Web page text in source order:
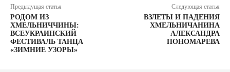
Предыдущая статья
РОДОМ ИЗ
ХМЕЛЬНИЧЧИНЫ:
ВСЕУКРАИНСКИЙ
ФЕСТИВАЛЬ ТАНЦА
«ЗИМНИЕ УЗОРЫ»
Следующая статья
ВЗЛЕТЫ И ПАДЕНИЯ
ХМЕЛЬНИЧАНИНА
АЛЕКСАНДРА
ПОНОМАРЕВА